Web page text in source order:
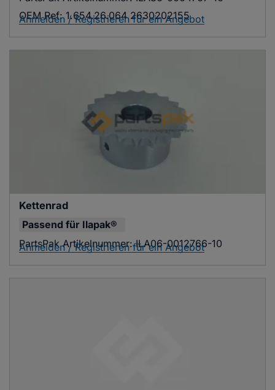
OEM Ref: 1.654.26.064 2630202155
Anmelden / Registrieren für ein Angebot
Kettenrad
Passend für Ilapak®
PartsPak Artikelnummer:ILA06-0012766-10
Anmelden / Registrieren für ein Angebot